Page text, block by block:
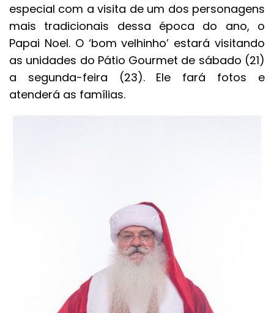
especial com a visita de um dos personagens
mais tradicionais dessa época do ano, o
Papai Noel. O ‘bom velhinho’ estará visitando
as unidades do Pátio Gourmet de sábado (21)
a segunda-feira (23). Ele fará fotos e
atenderá as famílias.